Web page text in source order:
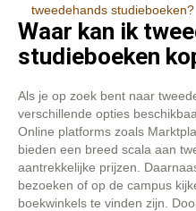
tweedehands studieboeken?
Waar kan ik
studieboeken
Als je op zoek bent naar
verschillende opties
Online platforms zoals
bieden een breed scala aan
aantrekkelijke prijzen.
bezoeken of op de campus
boekwinkels te vinden zijn.